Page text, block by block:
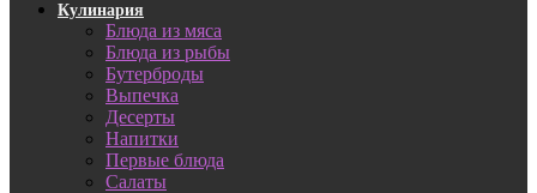
Кулинария
Блюда из мяса
Блюда из рыбы
Бутерброды
Выпечка
Десерты
Напитки
Первые блюда
Салаты